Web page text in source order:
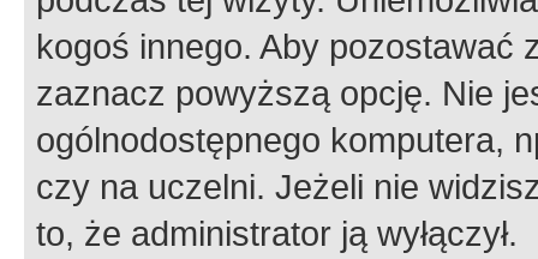
kogoś innego. Aby pozostawać
zaznacz powyższą opcję. Nie
ogólnodostępnego komputera,
czy na uczelni. Jeżeli nie
to, że administrator ją wyłączył.